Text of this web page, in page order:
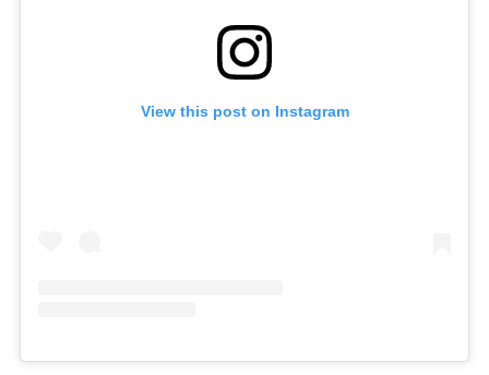
View this post on Instagram